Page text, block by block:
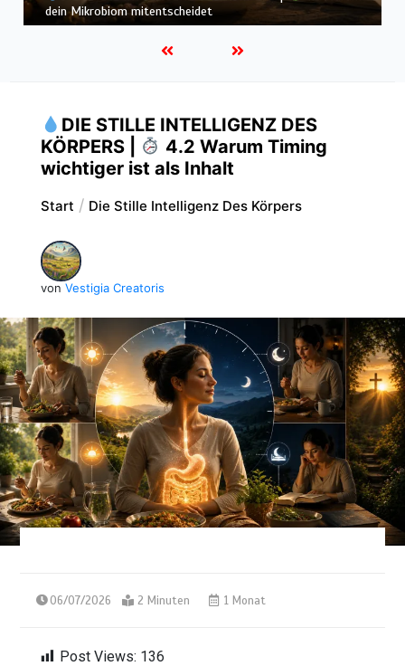
dein Körper nicht alles verwerten kann
DIE STILLE INTELLIGENZ DES
KÖRPERS |
4.2 Warum Timing
wichtiger ist als Inhalt
Start Die Stille Intelligenz Des Körpers
von Vestigia Creatoris
06/07/2026 2 Minuten 1 Monat
Post Views: 136